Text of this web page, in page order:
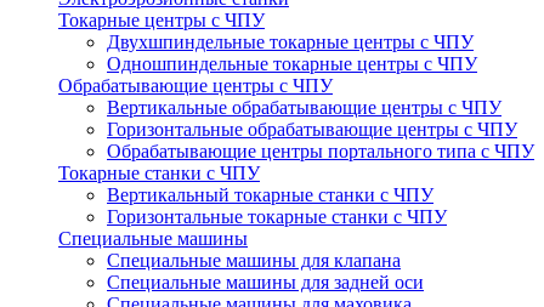
Токарные центры с ЧПУ
Двухшпиндельные токарные центры с ЧПУ
Одношпиндельные токарные центры с ЧПУ
Обрабатывающие центры с ЧПУ
Вертикальные обрабатывающие центры с ЧПУ
Горизонтальные обрабатывающие центры с ЧПУ
Обрабатывающие центры портального типа с ЧПУ
Токарные станки с ЧПУ
Вертикальный токарные станки с ЧПУ
Горизонтальные токарные станки с ЧПУ
Специальные машины
Специальные машины для клапана
Специальные машины для задней оси